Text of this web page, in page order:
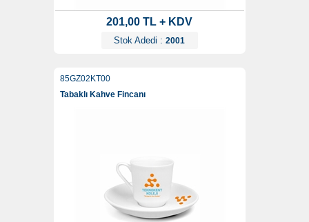
201,00 TL + KDV
Stok Adedi : 2001
85GZ02KT00
Tabaklı Kahve Fincanı